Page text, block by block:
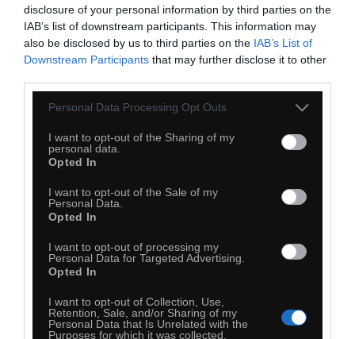
disclosure of your personal information by third parties on the
IAB’s list of downstream participants. This information may
also be disclosed by us to third parties on the IAB’s List of
Downstream Participants that may further disclose it to other
Personal Data Processing Opt Outs
I want to opt-out of the Sharing of my
personal data.
Opted In
I want to opt-out of the Sale of my
Personal Data.
Opted In
I want to opt-out of processing my
Personal Data for Targeted Advertising.
Opted In
I want to opt-out of Collection, Use,
Retention, Sale, and/or Sharing of my
Personal Data that Is Unrelated with the
Purposes for which it was collected.